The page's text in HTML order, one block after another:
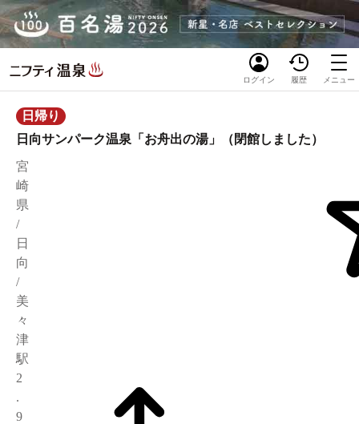
ログイン 履歴 メニュー
日帰り
日向サンパーク温泉「お舟出の湯」（閉館しました）
宮
崎
県
/
日
向
/
美
々
津
駅
2
.
9